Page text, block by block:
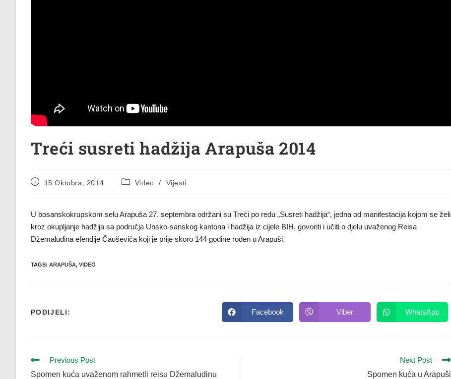
Treći susreti hadžija Arapuša 2014
15 Oktobra, 2014 Video / Vijesti
U bosanskokrupskom selu Arapuša 27. septembra održani su Treći po redu „Susreti hadžija“, jedna od manifestacija kojom se želi
kroz okupljanje hadžija sa područja Unsko-sanskog kantona i hadžija iz cijele BIH, govoriti i učiti o djelu uvaženog Reisa
Džemaludina efendije Čauševiča koji je prije skoro 144 godine rođen u Arapuši.
TAGS: ARAPUŠA, VIDEO
PODIJELI: Facebook Viber WhatsApp
Previous Post
Spomen kuća uvaženom rahmetli reisu Džemaludinu
Next Post
Spomen kuća u Arapuši